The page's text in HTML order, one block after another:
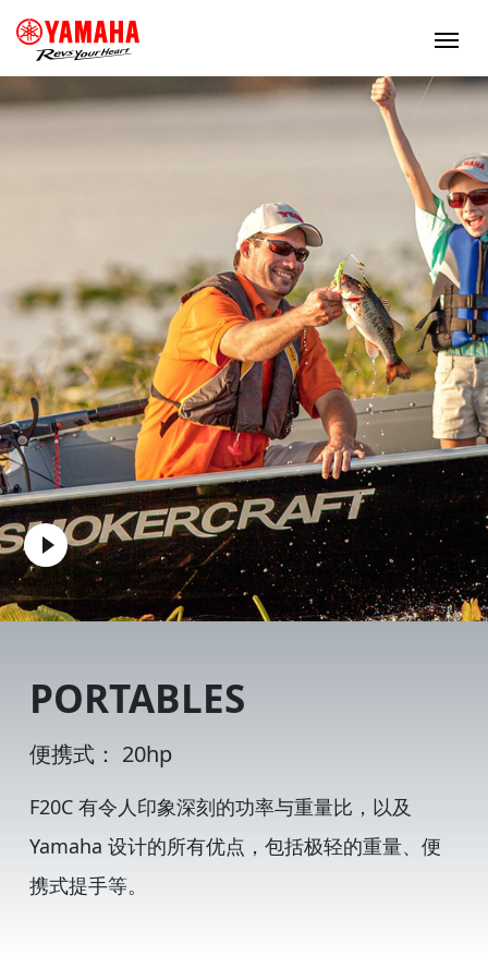
PORTABLES
便携式： 20hp
F20C 有令人印象深刻的功率与重量比，以及
Yamaha 设计的所有优点，包括极轻的重量、便
携式提手等。